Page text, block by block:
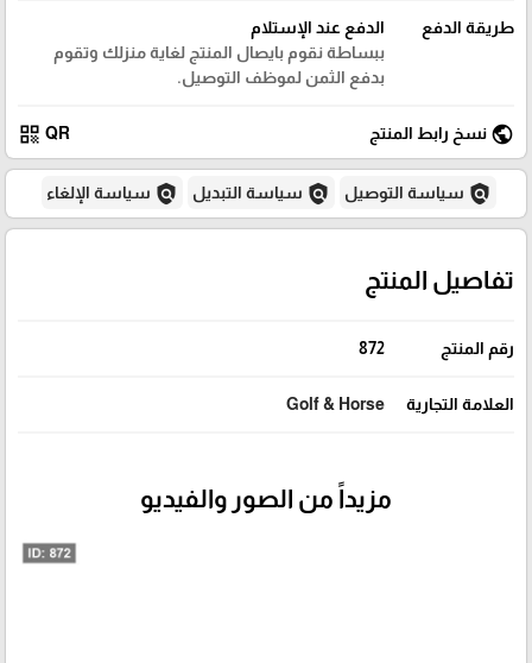
طريقة الدفع
الدفع عند الإستلام
ببساطة نقوم بايصال المنتج لغاية منزلك وتقوم
بدفع الثمن لموظف التوصيل.
public نسخ رابط المنتج QR
qr_code
policy سياسة التوصيل policy سياسة التبديل policy سياسة الإلغاء
تفاصيل المنتج
رقم المنتج 872
العلامة التجارية Golf & Horse
مزيداً من الصور والفيديو